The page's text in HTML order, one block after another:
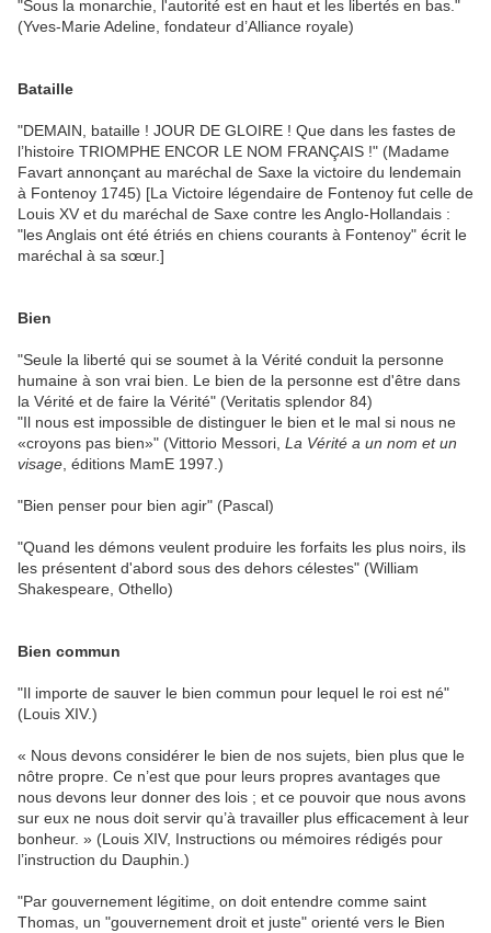
"Sous la monarchie, l'autorité est en haut et les libertés en bas."
(Yves-Marie Adeline, fondateur d’Alliance royale)
Bataille
"DEMAIN, bataille ! JOUR DE GLOIRE ! Que dans les fastes de
l’histoire TRIOMPHE ENCOR LE NOM FRANÇAIS !" (Madame
Favart annonçant au maréchal de Saxe la victoire du lendemain
à Fontenoy 1745) [La Victoire légendaire de Fontenoy fut celle de
Louis XV et du maréchal de Saxe contre les Anglo-Hollandais :
"les Anglais ont été étriés en chiens courants à Fontenoy" écrit le
maréchal à sa sœur.]
Bien
"Seule la liberté qui se soumet à la Vérité conduit la personne
humaine à son vrai bien. Le bien de la personne est d'être dans
la Vérité et de faire la Vérité" (Veritatis splendor 84)
"Il nous est impossible de distinguer le bien et le mal si nous ne
«croyons pas bien»" (Vittorio Messori, La Vérité a un nom et un
visage , éditions MamE 1997.)
"Bien penser pour bien agir" (Pascal)
"Quand les démons veulent produire les forfaits les plus noirs, ils
les présentent d'abord sous des dehors célestes" (William
Shakespeare, Othello)
Bien commun
"Il importe de sauver le bien commun pour lequel le roi est né"
(Louis XIV.)
« Nous devons considérer le bien de nos sujets, bien plus que le
nôtre propre. Ce n’est que pour leurs propres avantages que
nous devons leur donner des lois ; et ce pouvoir que nous avons
sur eux ne nous doit servir qu’à travailler plus efficacement à leur
bonheur. » (Louis XIV, Instructions ou mémoires rédigés pour
l’instruction du Dauphin.)
"Par gouvernement légitime, on doit entendre comme saint
Thomas, un "gouvernement droit et juste" orienté vers le Bien